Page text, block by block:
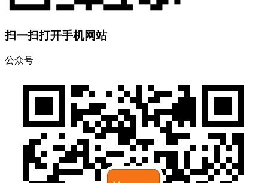
扫一扫打开手机网站
公众号